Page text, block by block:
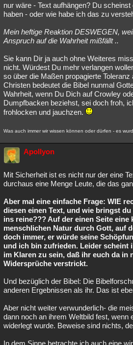
nur wäre - Text aufhängen? Du
haben - oder wie habe ich das zu
Mein heftige Reaktion DESWEGEN,
Anspruch auf die Wahrheit mißfällt ..
Sie kann Dir ja auch ohne Weiteres
nicht. Würdest Du mehr verlangen
so über die Maßen propagierte
Christen bedeutet die Bibel nunmal
Wahrheit, wenn Du Dich auf Crowley
Dumpfbacken beziehst, sei doch froh,
frohlocken und jauchzen.
Was auch immer wir wissen können oder dürfen - es
Apollyon
Mit Sicherheit ist es nicht nur der eine
durchaus eine Menge Leute, die das
Aber mal eine einfache Frage: WIE
diesen einen Text, und wie bringst
ins reine??? Auf der einen Seite
menschlichen Natur durch Gott, auf
doch immer, er würde seine
und ich bin zufrieden. Leider scheint
im Klaren zu sein, daß ihr euch da in
Widersprüche verstrickt.
Und bezüglich der Bibel: Die
anderen Ergebnissen als ihr. Das ist
Aber nicht weiter verwunderlich- die
dann noch an ihrem Weltbild fest, wenn
widerlegt wurde. Beweise sind nichts,
In dem Sinne betrachte ich auch eine